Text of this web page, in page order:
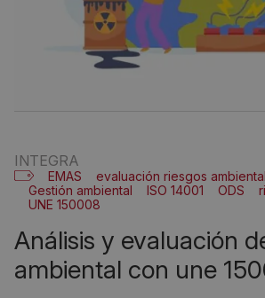
INTEGRA
EMAS
evaluación riesgos
Gestión ambiental
ISO 14001 ODS
UNE 150008
análisis y evaluación del riesgo
ambiental con une